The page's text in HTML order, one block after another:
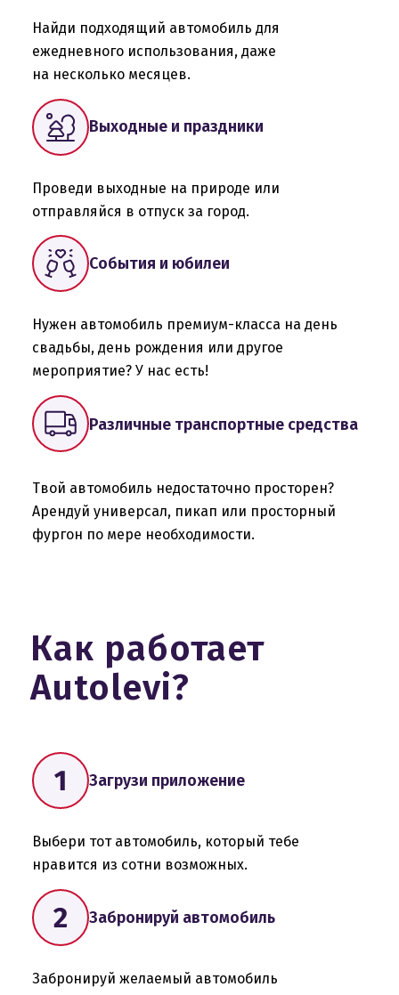
Найди подходящий автомобиль для
ежедневного использования, даже
на несколько месяцев.
Выходные и праздники
Проведи выходные на природе или
отправляйся в отпуск за город.
События и юбилеи
Нужен автомобиль премиум-класса на день
свадьбы, день рождения или другое
мероприятие? У нас есть!
Различные транспортные средства
Твой автомобиль недостаточно просторен?
Арендуй универсал, пикап или просторный
фургон по мере необходимости.
Как работает
Autolevi?
Загрузи приложение
Выбери тот автомобиль, который тебе
нравится из сотни возможных.
Забронируй автомобиль
Забронируй желаемый автомобиль